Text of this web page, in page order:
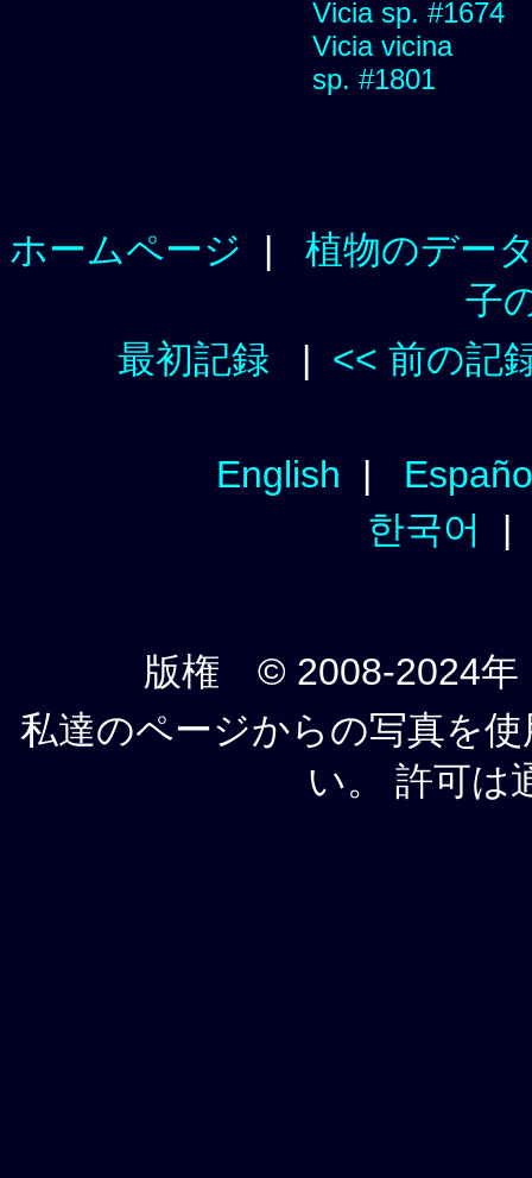
Vicia sp. #1674
Vicia vicina
sp. #1801
ホームページ | 植物のデー
子
最初記録 | << 前の記
English |
한국어
版権 © 2008-2024年
私達のページからの写真を
い。 許可は